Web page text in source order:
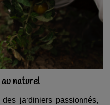
au naturel
jardiniers passionnés,